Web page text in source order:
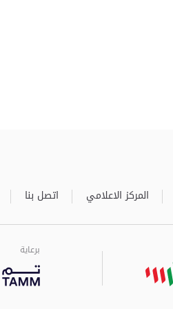
المركز الاعلامي اتصل بنا
برعاية
برعاية